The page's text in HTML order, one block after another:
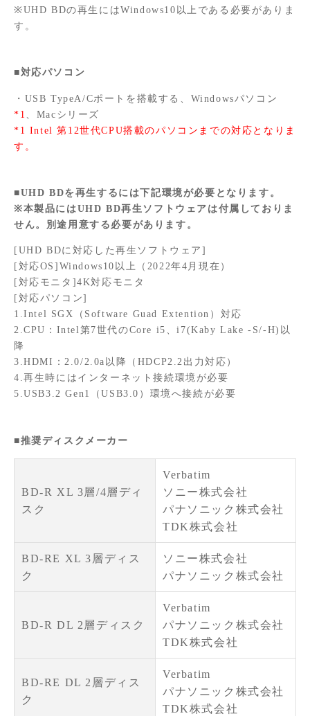
※UHD BDの再生にはWindows10以上である必要がありま
す。
■対応パソコン
・USB TypeA/Cポートを搭載する、Windowsパソコン
*1
、Macシリーズ
*1 Intel 第12世代CPU搭載のパソコンまでの対応となりま
す。
■UHD BDを再生するには下記環境が必要となります。
※本製品にはUHD BD再生ソフトウェアは付属しておりま
せん。別途用意する必要があります。
[UHD BDに対応した再生ソフトウェア]
[対応OS]Windows10以上（2022年4月現在）
[対応モニタ]4K対応モニタ
[対応パソコン]
1.Intel SGX（Software Guad Extention）対応
2.CPU：Intel第7世代のCore i5、i7(Kaby Lake -S/-H)以
降
3.HDMI：2.0/2.0a以降（HDCP2.2出力対応）
4.再生時にはインターネット接続環境が必要
5.USB3.2 Gen1（USB3.0）環境へ接続が必要
■推奨ディスクメーカー
BD-R XL 3層/4層ディ
スク
Verbatim
ソニー株式会社
パナソニック株式会社
TDK株式会社
BD-RE XL 3層ディス
ク
ソニー株式会社
パナソニック株式会社
BD-R DL 2層ディスク
Verbatim
パナソニック株式会社
TDK株式会社
BD-RE DL 2層ディス
ク
Verbatim
パナソニック株式会社
TDK株式会社